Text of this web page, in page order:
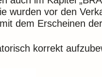
wurden vor den
dem Erscheinen
korrekt